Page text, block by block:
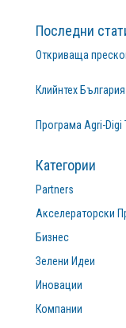
Последни
Откриваща
Клийнтех
Програма Agri-Digi
Категории
Partners
Акселераторски
Бизнес
Зелени Идеи
Иновации
Компании